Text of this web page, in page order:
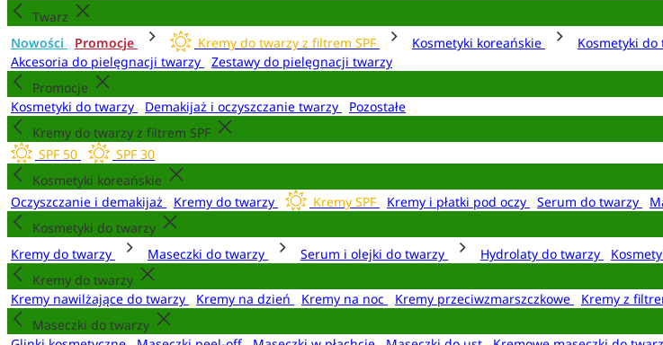
Twarz
Nowości
Promocje Kremy do twarzy z filtrem SPF Kosmetyki koreańskie Kosmetyki do
Akcesoria do pielęgnacji twarzy
Zestawy do pielęgnacji twarzy
Promocje
Kosmetyki do twarzy
Demakijaż i oczyszczanie twarzy
Pozostałe
Kremy do twarzy z filtrem SPF
SPF 50
SPF 30
Kosmetyki koreańskie
Oczyszczanie i demakijaż
Kremy do twarzy Kremy SPF Kremy i płatki pod oczy Serum do twarzy
Kosmetyki do twarzy
Kremy do twarzy
Maseczki do twarzy Serum i olejki do twarzy Hydrolaty do twarzy
Kremy do twarzy
Kremy nawilżające do twarzy
Kremy na dzień Kremy na noc Kremy przeciwzmarszczkowe Kremy z
Maseczki do twarzy